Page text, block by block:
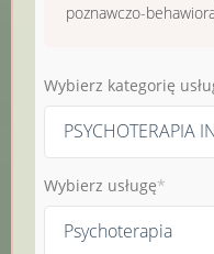
poznawczo-
Wybierz kategorię
PSYCHOTERAPIA
Wybierz usługę
Psychoterapia